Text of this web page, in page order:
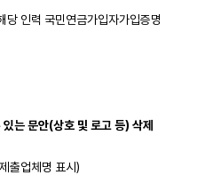
인력 국민연금가입자가입증명
있는 문안(상호 및 로고 등) 삭제
출업체명 표시)